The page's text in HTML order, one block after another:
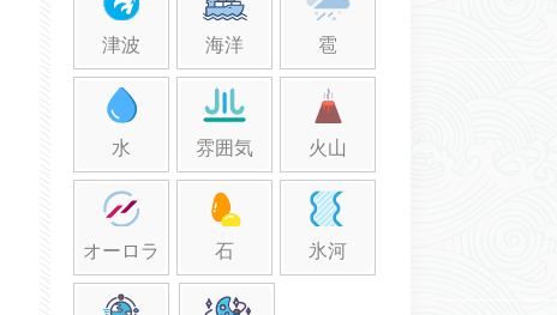
津波 海洋 雹
水 雰囲気 火山
オーロラ 石 氷河